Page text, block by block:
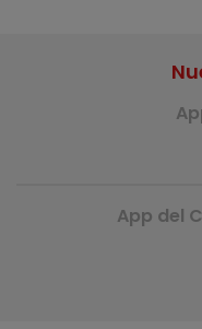
App del